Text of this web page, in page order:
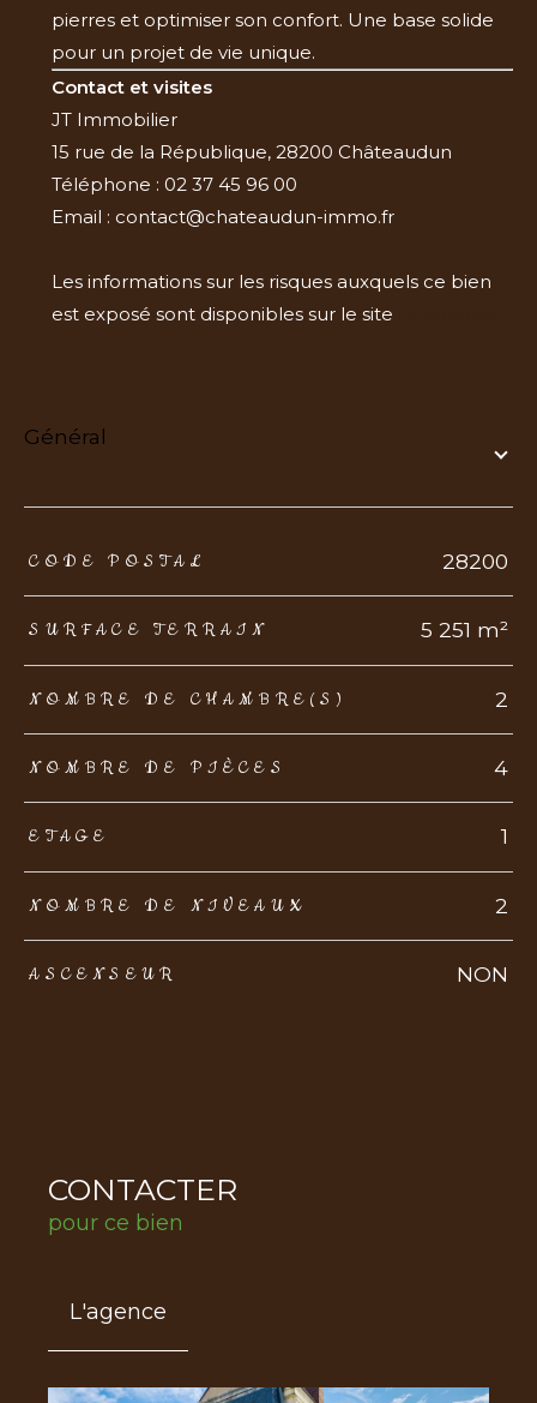
pierres et optimiser son confort. Une base solide
pour un projet de vie unique.
Contact et visites
JT Immobilier
15 rue de la République, 28200 Châteaudun
Téléphone : 02 37 45 96 00
Email : contact@chateaudun-immo.fr
Les informations sur les risques auxquels ce bien
est exposé sont disponibles sur le site
général
TRAD_ZEPHYR_Caracteristique TRAD_ZEPHYR_Valeurs
CODE POSTAL 28200
SURFACE TERRAIN 5 251 m²
NOMBRE DE CHAMBRE(S) 2
NOMBRE DE PIÈCES 4
ETAGE 1
NOMBRE DE NIVEAUX 2
ASCENSEUR NON
CONTACTER
pour ce bien
L'agence